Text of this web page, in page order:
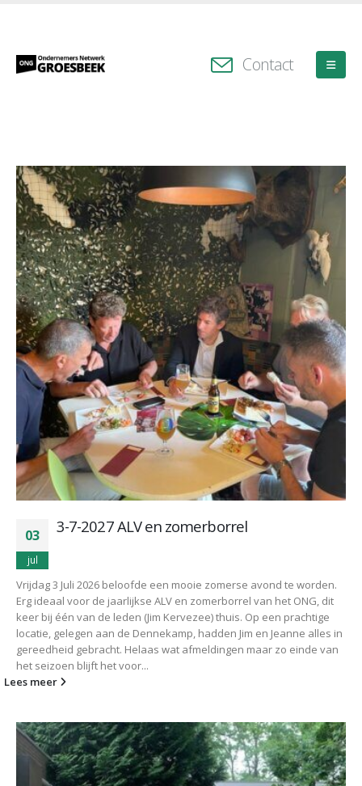
Contact
03
jul
3-7-2027 ALV en zomerborrel
Vrijdag 3 Juli 2026 beloofde een mooie zomerse avond te worden.
Erg ideaal voor de jaarlijkse ALV en zomerborrel van het ONG, dit
keer bij één van de leden (Jim Kervezee) thuis. Op een prachtige
locatie, gelegen aan de Dennekamp, hadden Jim en Jeanne alles in
gereedheid gebracht. Helaas wat afmeldingen maar zo einde van
het seizoen blijft het voor...
Lees meer